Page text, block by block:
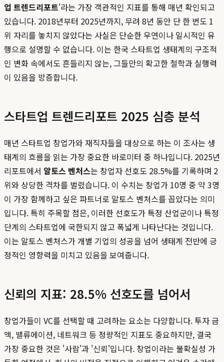
업 트렌드리포트'라는 가장 객관적인 지표를 통해 매년 확인되고
있습니다. 2018년부터 2025년까지, 무려 8년 동안 단 한 번도 1
위 자리를 놓치지 않았다는 사실은 단순한 우연이나 일시적인 유
행으로 설명할 수 없습니다. 이는 한국 스타트업 생태계의 구조적
인 변화 속에서도 흔들리지 않는, 그들만의 확고한 철학과 실행력
이 있음을 방증합니다.
스타트업 트렌드리포트 2025 심층 분석
매년 스타트업 창업가와 재직자들을 대상으로 하는 이 조사는 생
태계의 흐름을 읽는 가장 중요한 바로미터 중 하나입니다. 2025년
리포트에서 알토스 벤처스는 창업자 선호도 28.5%를 기록하며 2
위와 상당한 격차를 벌렸습니다. 이 수치는 창업가 10명 중 약 3명
이 가장 함께하고 싶은 파트너로 알토스 벤처스를 꼽았다는 의미
입니다. 특히 주목할 점은, 이러한 선호도가 특정 산업군이나 특정
단계의 스타트업에 국한되지 않고 폭넓게 나타난다는 것입니다.
이는 알토스 벤처스가 개별 기업의 성공을 넘어 생태계 전반에 긍
정적인 영향력을 미치고 있음을 보여줍니다.
신뢰의 지표: 28.5% 선호도를 넘어서
창업가들이 VC를 선택할 때 고려하는 요소는 다양합니다. 투자 금
액, 밸류에이션, 네트워크 등 정량적인 지표도 중요하지만, 결국
가장 중요한 것은 '사람'과 '신뢰'입니다. 창업이라는 불확실성 가